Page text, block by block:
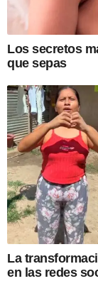
Los secretos
que sepas
La
en las redes